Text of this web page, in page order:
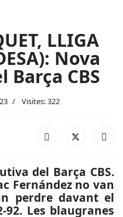
LLIGA
Nova
Barça CBS
Visites: 322
del Barça CBS.
Fernández no van
perdre davant el
Les blaugranes